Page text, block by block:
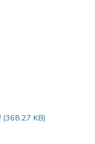
(368.27 KB)